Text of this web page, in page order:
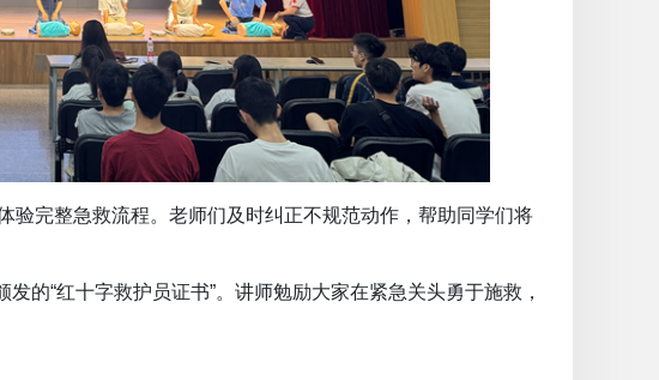
验完整急救流程。老师们及时纠正不规范动作，帮助同学们将
的“红十字救护员证书”。讲师勉励大家在紧急关头勇于施救，